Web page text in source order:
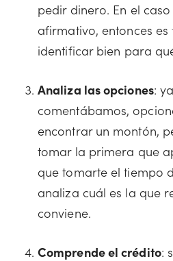
pedir dinero. En el
afirmativo, entonces
identificar bien para
Analiza las opciones:
comentábamos,
encontrar un montón,
tomar la primera que
que tomarte el tiempo
analiza cuál es la que
conviene.
Comprende el crédito: